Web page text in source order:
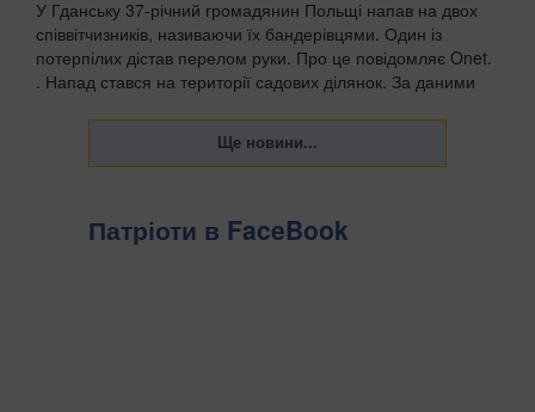
У Гданську 37-річний громадянин Польщі напав на двох
співвітчизників, називаючи їх бандерівцями. Один із
потерпілих дістав перелом руки. Про це повідомляє Onet.
. Напад стався на території садових ділянок. За даними
Патріоти в FaceBook